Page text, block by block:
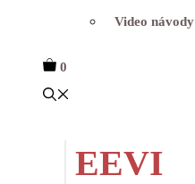
Video návody
0
EEVI